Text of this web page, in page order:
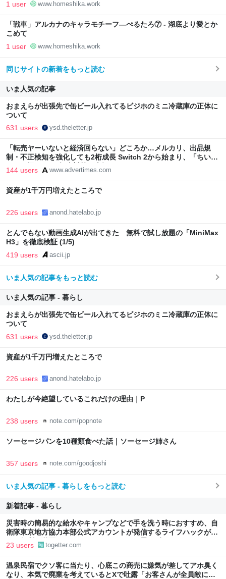
1 user www.homeshika.work
「戦車」アルカナのキャラモチーフ―ぺるたろ⑦ - 湖底より愛とか
こめて
1 user www.homeshika.work
同じサイトの新着をもっと読む
いま人気の記事
おまえらが出張先で缶ビール入れてるビジホのミニ冷蔵庫の正体に
ついて
631 users ysd.theletter.jp
「転売ヤーいないと経済回らない」どころか…メルカリ、出品規
制・不正検知を強化しても2桁成長 Switch 2から始まり、「ちいか
わ」で極まった“転売対策の本気”
144 users www.advertimes.com
資産が1千万円増えたところで
226 users anond.hatelabo.jp
とんでもない動画生成AIが出てきた 無料で試し放題の「MiniMax
H3」を徹底検証 (1/5)
419 users ascii.jp
いま人気の記事をもっと読む
いま人気の記事 - 暮らし
おまえらが出張先で缶ビール入れてるビジホのミニ冷蔵庫の正体に
ついて
631 users ysd.theletter.jp
資産が1千万円増えたところで
226 users anond.hatelabo.jp
わたしが今絶望しているこれだけの理由｜P
238 users note.com/popnote
ソーセージパンを10種類食べた話｜ソーセージ姉さん
357 users note.com/goodjoshi
いま人気の記事 - 暮らしをもっと読む
新着記事 - 暮らし
災害時の簡易的な給水やキャンプなどで手を洗う時におすすめ、自
衛隊東京地方協力本部公式アカウントが発信するライフハックがか
なり便利…動画にはしっかりオチもついて思わずクスリ
23 users togetter.com
温泉民宿でクソ客に当たり、心底この商売に嫌気が差してアホ臭く
なり、本気で廃業を考えているとXで吐露「お客さんが全員敵にし